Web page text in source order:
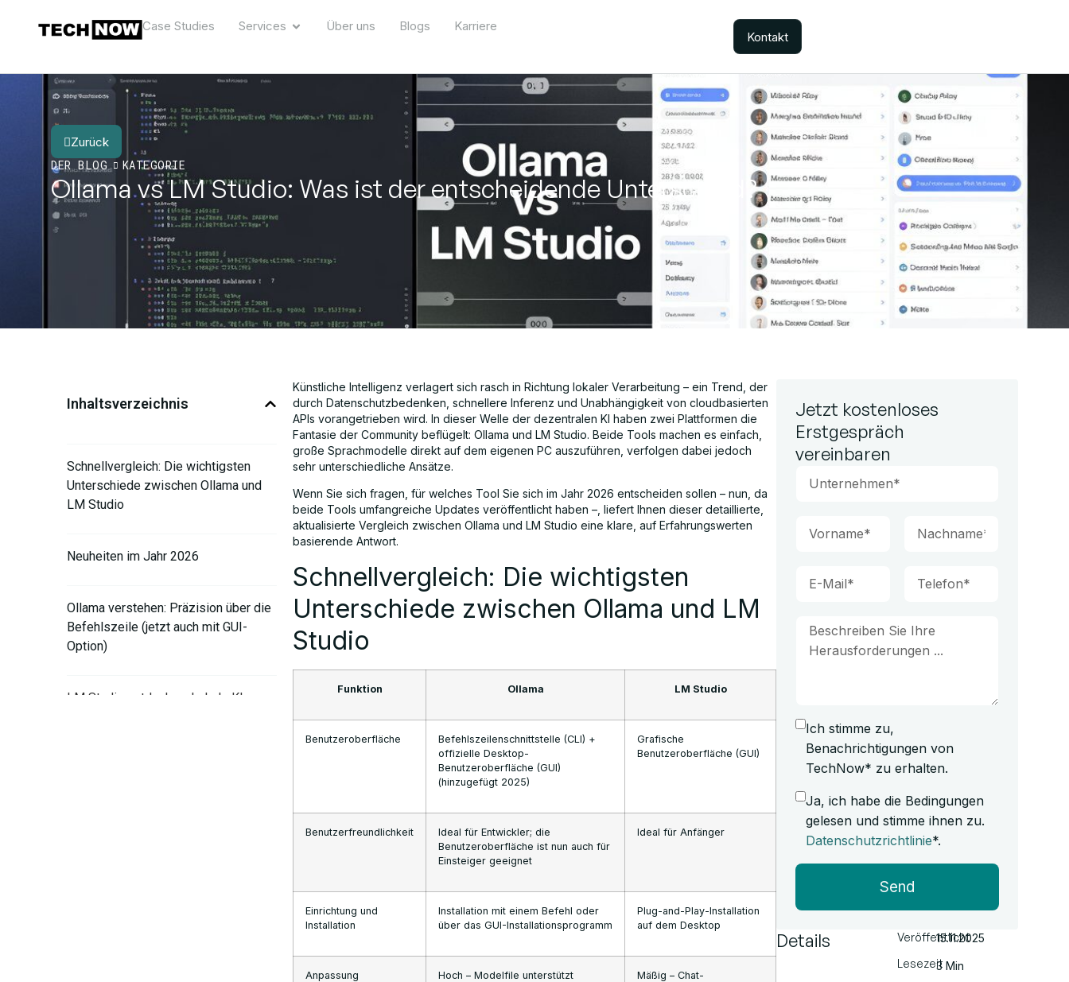
Case Studies Services Über uns Blogs Karriere
Kontakt
Zurück
DER BLOG
KATEGORIE
Ollama vs LM Studio: Was ist der entscheidende Unterschied?
Inhaltsverzeichnis
Schnellvergleich: Die wichtigsten
Unterschiede zwischen Ollama und
LM Studio
Neuheiten im Jahr 2026
Ollama verstehen: Präzision über die
Befehlszeile (jetzt auch mit GUI-
Option)
LM Studio entdecken: Lokale KI
Künstliche Intelligenz verlagert sich rasch in Richtung lokaler Verarbeitung – ein Trend, der
durch Datenschutzbedenken, schnellere Inferenz und Unabhängigkeit von cloudbasierten
APIs vorangetrieben wird. In dieser Welle der dezentralen KI haben zwei Plattformen die
Fantasie der Community beflügelt: Ollama und LM Studio. Beide Tools machen es einfach,
große Sprachmodelle direkt auf dem eigenen PC auszuführen, verfolgen dabei jedoch
sehr unterschiedliche Ansätze.
Wenn Sie sich fragen, für welches Tool Sie sich im Jahr 2026 entscheiden sollen – nun, da
beide Tools umfangreiche Updates veröffentlicht haben –, liefert Ihnen dieser detaillierte,
aktualisierte Vergleich zwischen Ollama und LM Studio eine klare, auf Erfahrungswerten
basierende Antwort.
Schnellvergleich: Die wichtigsten
Unterschiede zwischen Ollama und LM
Studio
Funktion Ollama LM Studio
Benutzeroberfläche
Befehlszeilenschnittstelle (CLI) +
offizielle Desktop-
Benutzeroberfläche (GUI)
(hinzugefügt 2025)
Grafische
Benutzeroberfläche (GUI)
Benutzerfreundlichkeit
Ideal für Entwickler; die
Benutzeroberfläche ist nun auch für
Einsteiger geeignet
Ideal für Anfänger
Einrichtung und
Installation
Installation mit einem Befehl oder
über das GUI-Installationsprogramm
Plug-and-Play-Installation
auf dem Desktop
Anpassung
Hoch – Modelfile unterstützt
Mäßig – Chat-
Jetzt kostenloses
Erstgespräch
vereinbaren
Ich stimme zu,
Benachrichtigungen von
TechNow* zu erhalten.
Ja, ich habe die Bedingungen
gelesen und stimme ihnen zu.
Datenschutzrichtlinie*.
Send
Details
Veröffentlicht
Lesezeit
15.11.2025
3 Min